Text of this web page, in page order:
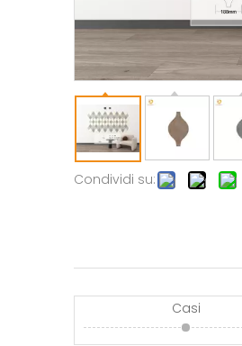
Condividi su:
Casi